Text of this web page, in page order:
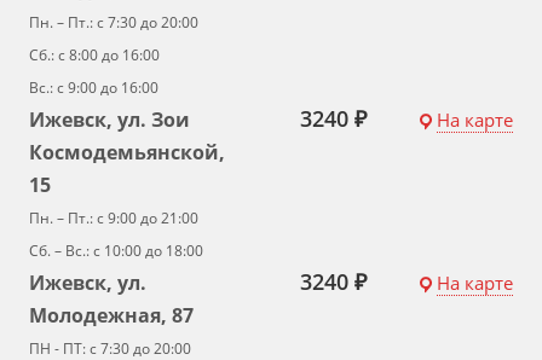
Пн. – Пт.: с 7:30 до 20:00
Сб.: с 8:00 до 16:00
Вс.: с 9:00 до 16:00
Ижевск, ул. Зои
Космодемьянской,
15
Пн. – Пт.: с 9:00 до 21:00
Сб. – Вс.: с 10:00 до 18:00
3240 ₽ На карте
Ижевск, ул.
Молодежная, 87
ПН - ПТ: с 7:30 до 20:00
3240 ₽ На карте